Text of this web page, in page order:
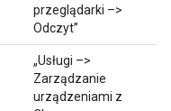
przeglądarki –>
Odczyt”
„Usługi –>
Zarządzanie
urządzeniami z